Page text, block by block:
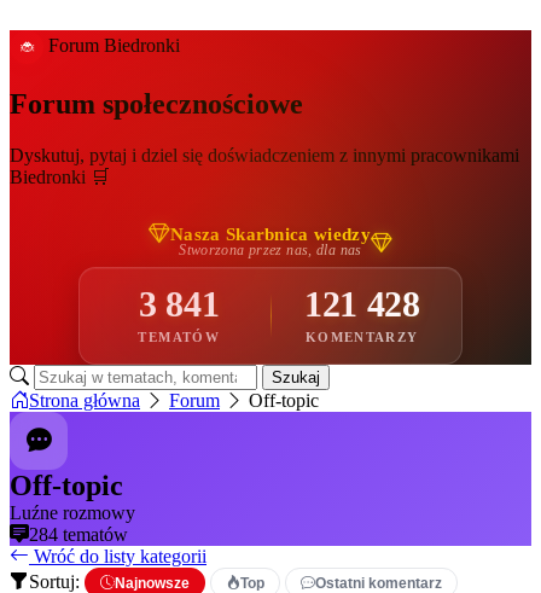
🐞 Forum Biedronki
Forum społecznościowe
Dyskutuj, pytaj i dziel się doświadczeniem z innymi pracownikami
Biedronki 🛒
Nasza Skarbnica wiedzy
Stworzona przez nas, dla nas
3 841
TEMATÓW
121 428
KOMENTARZY
Szukaj
Strona główna Forum Off-topic
Off-topic
Luźne rozmowy
284 tematów
Wróć do listy kategorii
Sortuj:
Najnowsze Top Ostatni komentarz